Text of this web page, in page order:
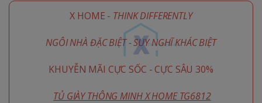
X HOME - THINK DIFFERENTLY
NGÔI NHÀ ĐẶC BIỆT - SUY NGHĨ KHÁC BIỆT
KHUYỄN MÃI CỰC SỐC - CỰC SÂU 30%
TỦ GIÀY THÔNG MINH X HOME TG6812